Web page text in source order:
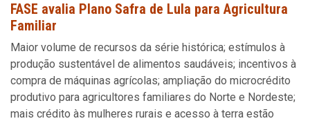
FASE avalia Plano Safra de Lula para Agricultura
Familiar
Maior volume de recursos da série histórica; estímulos à
produção sustentável de alimentos saudáveis; incentivos à
compra de máquinas agrícolas; ampliação do microcrédito
produtivo para agricultores familiares do Norte e Nordeste;
mais crédito às mulheres rurais e acesso à terra estão